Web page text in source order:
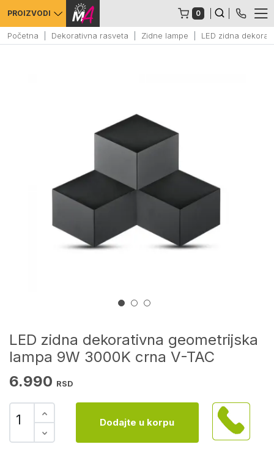
PROIZVODI 0
Početna Dekorativna rasveta Zidne lampe LED zidna
LED zidna dekorativna geometrijska
lampa 9W 3000K crna V-TAC
6.990 RSD
Dodajte u korpu